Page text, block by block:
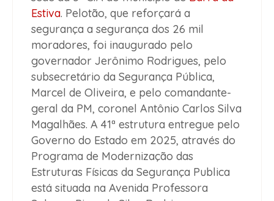
Estiva. Pelotão, que reforçará a
segurança a segurança dos 26 mil
moradores, foi inaugurado pelo
governador Jerônimo Rodrigues, pelo
subsecretário da Segurança Pública,
Marcel de Oliveira, e pelo comandante-
geral da PM, coronel Antônio Carlos Silva
Magalhães. A 41ª estrutura entregue pelo
Governo do Estado em 2025, através do
Programa de Modernização das
Estruturas Físicas da Segurança Publica
está situada na Avenida Professora